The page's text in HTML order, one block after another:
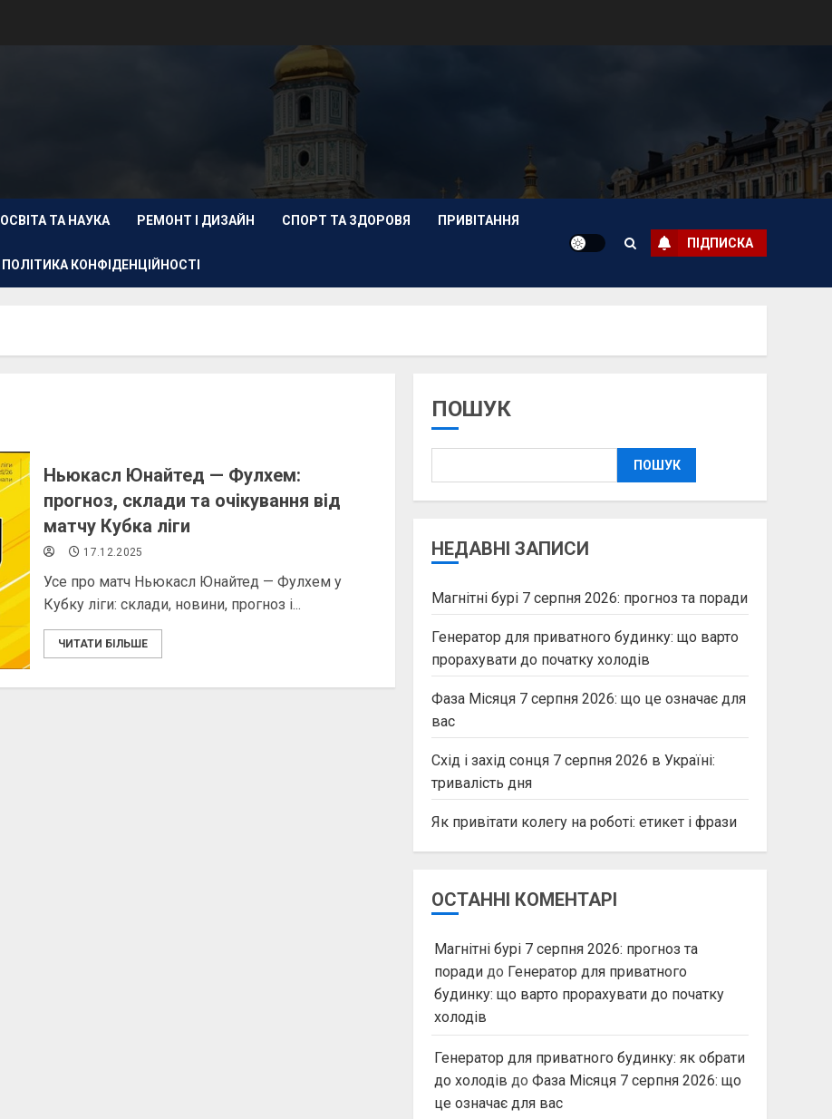
ОСВІТА ТА НАУКА РЕМОНТ І ДИЗАЙН СПОРТ ТА ЗДОРОВЯ ПРИВІТАННЯ
ПОЛІТИКА КОНФІДЕНЦІЙНОСТІ
ПІДПИСКА
Ньюкасл Юнайтед — Фулхем:
прогноз, склади та очікування від
матчу Кубка ліги
17.12.2025
Усе про матч Ньюкасл Юнайтед — Фулхем у
Кубку ліги: склади, новини, прогноз і...
ЧИТАТИ БІЛЬШЕ
ПОШУК
ПОШУК
НЕДАВНІ ЗАПИСИ
Магнітні бурі 7 серпня 2026: прогноз та поради
Генератор для приватного будинку: що варто
прорахувати до початку холодів
Фаза Місяця 7 серпня 2026: що це означає для
вас
Схід і захід сонця 7 серпня 2026 в Україні:
тривалість дня
Як привітати колегу на роботі: етикет і фрази
ОСТАННІ КОМЕНТАРІ
Магнітні бурі 7 серпня 2026: прогноз та
порадидо Генератор для приватного
будинку: що варто прорахувати до початку
холодів
Генератор для приватного будинку: як обрати
до холодів до Фаза Місяця 7 серпня 2026: що
це означає для вас